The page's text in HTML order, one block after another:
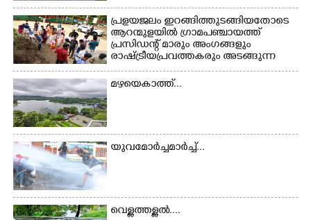
പ്രളയജലം ഇറങ്ങിത്തുടങ്ങിയതോടെ
ആറന്മുളയിൽ ഗ്രാമപഞ്ചായത്ത്
പ്രസിഡന്റ് മാരും അംഗങ്ങളും
രാഷ്ട്രീയപ്രവത്തകരും അടങ്ങുന്ന
സംഘം റോഡിൽ അടിഞ്ഞ് കൂടിയ
ചെളിയും മണ്ണും മറ്റ് മാലിന്യങ്ങളും
മഴയെകാത്ത്...
യുവമോർച്ചമാർച്ച്...
വെള്ളത്തള്ളൽ....